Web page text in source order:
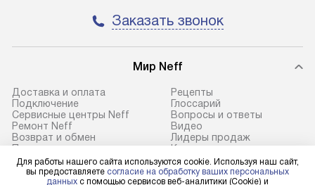
транспортной компании в городе
В оговоренный день служба
доставки доставит упакованный
прибор до подъезда. Если
до двери квартиры или до места
предполагают
установленной
точке слива, в
Заказать звонок
Мир Neff
Доставка и оплата
Подключение
Сервисные центры Neff
Ремонт Neff
Возврат и обмен
Помощь
Статьи
Рецепты
Глоссарий
Вопросы и ответы
Видео
Лидеры продаж
Контакты
Сайты-партнеры
Для работы нашего сайта используются cookie. Используя наш сайт,
вы предоставляете согласие на обработку ваших персональных
данных с помощью сервисов веб-аналитики (Cookie) и